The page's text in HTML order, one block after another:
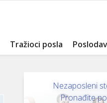
Tražioci posla
Nezaposleni
Pronađite